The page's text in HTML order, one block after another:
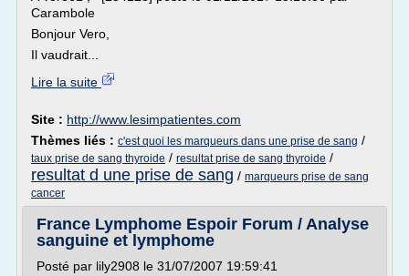
Carambole
Bonjour Vero,
Il vaudrait...
Lire la suite
Site : http://www.lesimpatientes.com
Thèmes liés : c'est quoi les marqueurs dans une prise de sang /
taux prise de sang thyroide / resultat prise de sang thyroide /
resultat d une prise de sang / marqueurs prise de sang
cancer
France Lymphome Espoir Forum / Analyse
sanguine et lymphome
Posté par lily2908 le 31/07/2007 19:59:41